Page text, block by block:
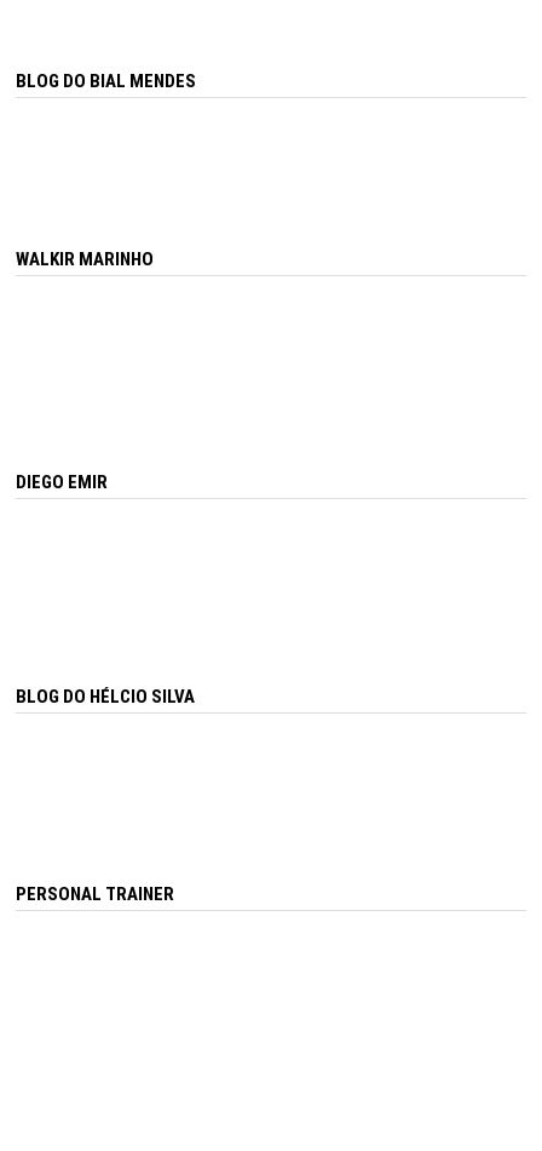
BLOG DO BIAL MENDES
WALKIR MARINHO
DIEGO EMIR
BLOG DO HÉLCIO SILVA
PERSONAL TRAINER